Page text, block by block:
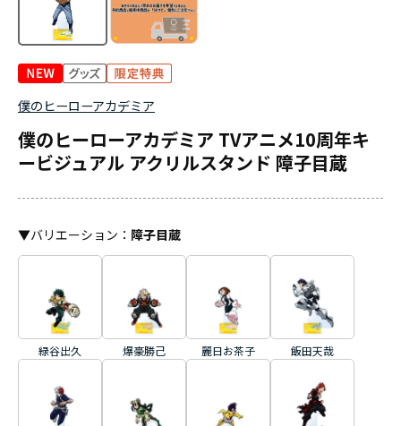
僕のヒーローアカデミア
僕のヒーローアカデミア TVアニメ10周年キ
ービジュアル アクリルスタンド 障子目蔵
▼バリエーション ： 障子目蔵
緑谷出久 爆豪勝己 麗日お茶子 飯田天哉